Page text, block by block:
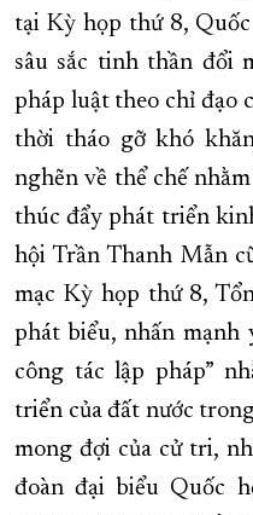
tại Kỳ họp thứ 8,
sâu sắc tinh thần đổi
pháp luật theo chỉ đạo
thời tháo gỡ khó
nghẽn về thể chế
thúc đẩy phát triển
hội Trần Thanh Mẫn
mạc Kỳ họp thứ 8,
phát biểu, nhấn mạnh
công tác lập pháp”
triển của đất nước
mong đợi của cử tri,
đoàn đại biểu Quốc